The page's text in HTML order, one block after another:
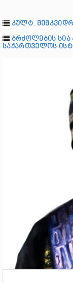
კულტ.
ბრძოლების
საქართველოს